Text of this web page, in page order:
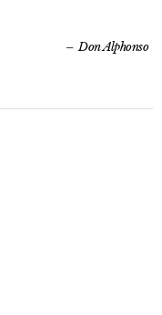
Don Alphonso